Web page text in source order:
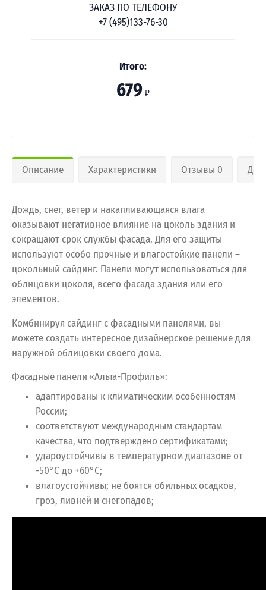
ЗАКАЗ ПО ТЕЛЕФОНУ
+7 (495)133-76-30
Итого:
679 ₽
Описание Характеристики Отзывы 0
Дождь, снег, ветер и накапливающаяся влага
оказывают негативное влияние на цоколь здания и
сокращают срок службы фасада. Для его защиты
используют особо прочные и влагостойкие панели –
цокольный сайдинг. Панели могут использоваться для
облицовки цоколя, всего фасада здания или его
элементов.
Комбинируя сайдинг с фасадными панелями, вы
можете создать интересное дизайнерское решение для
наружной облицовки своего дома.
Фасадные панели «Альта-Профиль»:
адаптированы к климатическим особенностям
России;
соответствуют международным стандартам
качества, что подтверждено сертификатами;
удароустойчивы в температурном диапазоне от
-50°С до +60°С;
влагоустойчивы; не боятся обильных осадков,
гроз, ливней и снегопадов;